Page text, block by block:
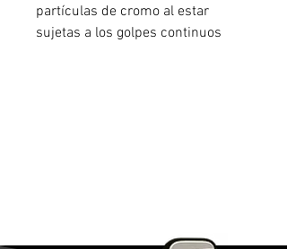
partículas de cromo al estar
sujetas a los golpes continuos